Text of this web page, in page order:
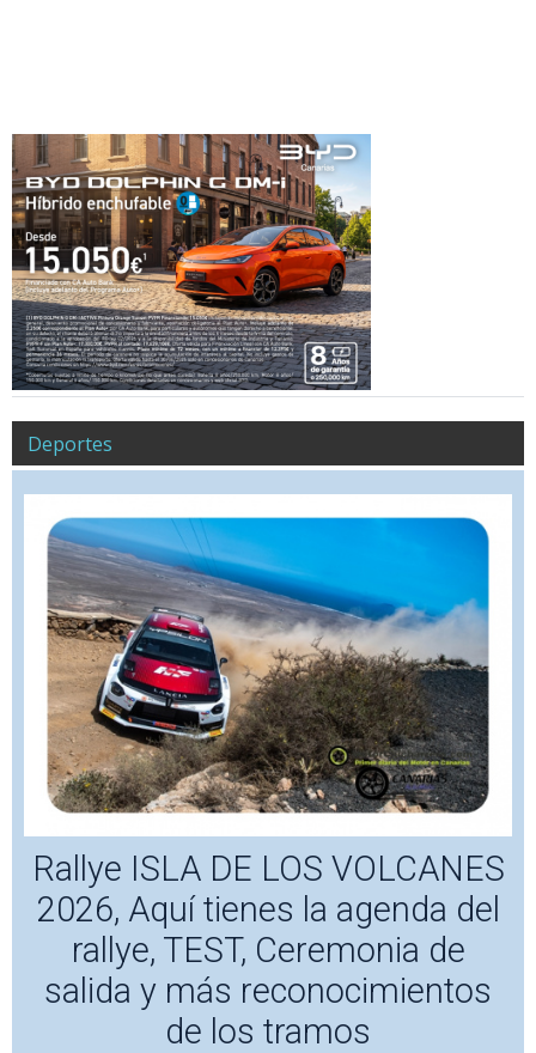
Deportes
Rallye ISLA DE LOS VOLCANES
2026, Aquí tienes la agenda del
rallye, TEST, Ceremonia de
salida y más reconocimientos
de los tramos